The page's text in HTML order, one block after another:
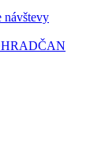
návštevy